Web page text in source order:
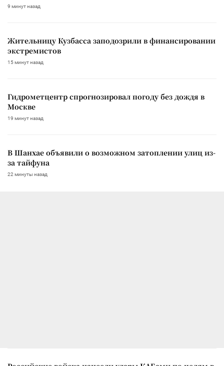
9 минут назад
Жительницу Кузбасса заподозрили в финансировании
экстремистов
15 минут назад
Гидрометцентр спрогнозировал погоду без дождя в
Москве
19 минут назад
В Шанхае объявили о возможном затоплении улиц из-
за тайфуна
22 минуты назад